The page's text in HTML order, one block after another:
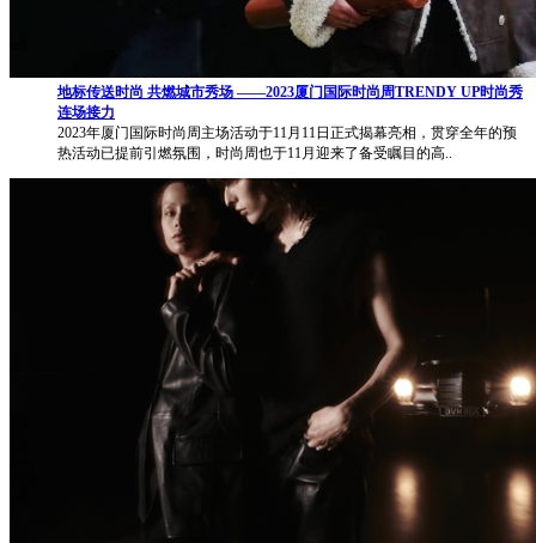
地标传送时尚 共燃城市秀场 ——2023厦门国际时尚周TRENDY UP时尚秀
连场接力
2023年厦门国际时尚周主场活动于11月11日正式揭幕亮相，贯穿全年的预
热活动已提前引燃氛围，时尚周也于11月迎来了备受瞩目的高..